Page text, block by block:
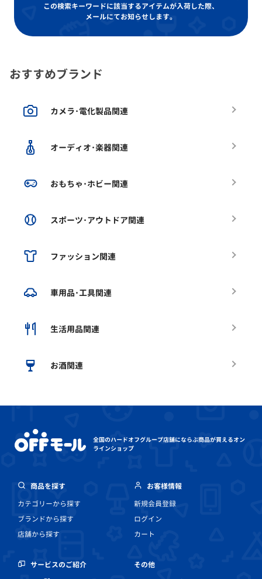
この検索キーワードに該当するアイテムが入荷した際、
メールにてお知らせします。
おすすめブランド
カメラ･電化製品関連
オーディオ･楽器関連
おもちゃ･ホビー関連
スポーツ･アウトドア関連
ファッション関連
車用品･工具関連
生活用品関連
お酒関連
全国のハードオフグループ店舗にならぶ商品が買えるオン
ラインショップ
商品を探す
カテゴリーから探す
ブランドから探す
店舗から探す
お客様情報
新規会員登録
ログイン
カート
サービスのご紹介
その他